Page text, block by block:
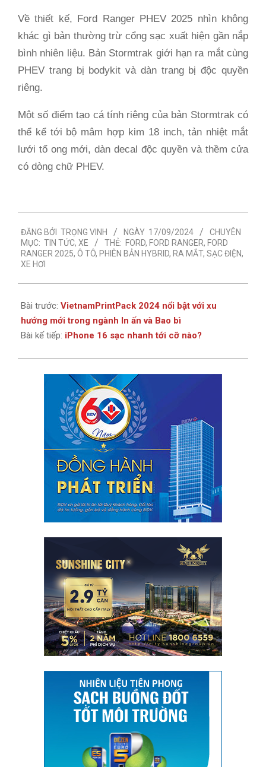
Về thiết kế, Ford Ranger PHEV 2025 nhìn không
khác gì bản thường trừ cổng sạc xuất hiện gần nắp
bình nhiên liệu. Bản Stormtrak giới hạn ra mắt cùng
PHEV trang bị bodykit và dàn trang bị độc quyền
riêng.
Một số điểm tạo cá tính riêng của bản Stormtrak có
thể kể tới bộ mâm hợp kim 18 inch, tản nhiệt mắt
lưới tổ ong mới, dàn decal độc quyền và thềm cửa
có dòng chữ PHEV.
09-
17
ĐĂNG BỞI TRỌNG VINH NGÀY 17/09/2024
CHUYÊN
MỤC: TIN TỨC, XE THẺ: FORD, FORD RANGER, FORD
RANGER 2025, Ô TÔ, PHIÊN BẢN HYBRID, RA MẮT, SẠC ĐIỆN,
XE HƠI
Bài trước: VietnamPrintPack 2024 nổi bật với xu
hướng mới trong ngành In ấn và Bao bì
Bài kế tiếp: iPhone 16 sạc nhanh tới cỡ nào?